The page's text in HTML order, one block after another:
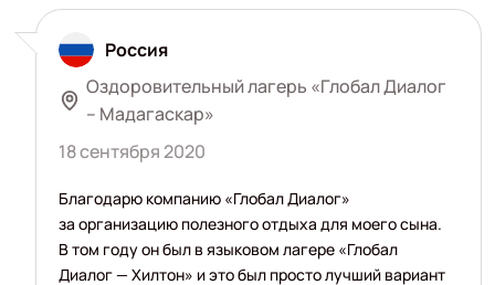
Россия
Оздоровительный лагерь «Глобал Диалог
– Мадагаскар»
18 сентября 2020
Благодарю компанию «Глобал Диалог»
за организацию полезного отдыха для моего сына.
В том году он был в языковом лагере «Глобал
Диалог — Хилтон» и это был просто лучший вариант